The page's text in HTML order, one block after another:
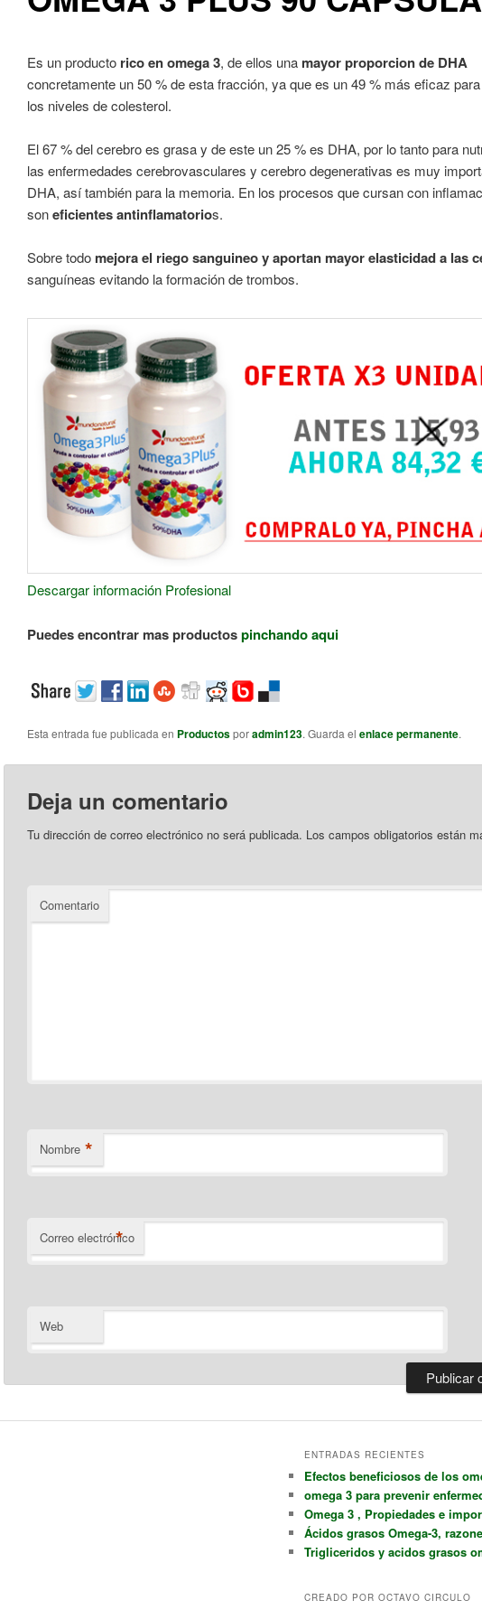
Es un producto rico en omega 3, de ellos una mayor proporcion de DHA
concretamente un 50 % de esta fracción, ya que es un 49 % más eficaz
los niveles de colesterol.
El 67 % del cerebro es grasa y de este un 25 % es DHA, por lo tanto para
las enfermedades cerebrovasculares y cerebro degenerativas es muy
DHA, así también para la memoria. En los procesos que cursan con
soneficientes antinflamatorios.
Sobre todo mejora el riego sanguineo y aportan mayor elasticidad a las
sanguíneas evitando la formación de trombos.
Descargar información Profesional
Puedes encontrar mas productospinchando aqui
Esta entrada fue publicada en Productosporadmin123. Guarda el enlace permanente.
Deja un comentario
Tu dirección de correo electrónico no será publicada. Los campos obligatorios están
Comentario
Nombre *
Correo electrónico
*
Web
ENTRADAS RECIENTES
Efectos beneficiosos de los
omega 3 para prevenir
Omega 3 , Propiedades e
Ácidos grasos Omega-3,
Trigliceridos y acidos grasos
CREADO POR OCTAVO CIRCULO